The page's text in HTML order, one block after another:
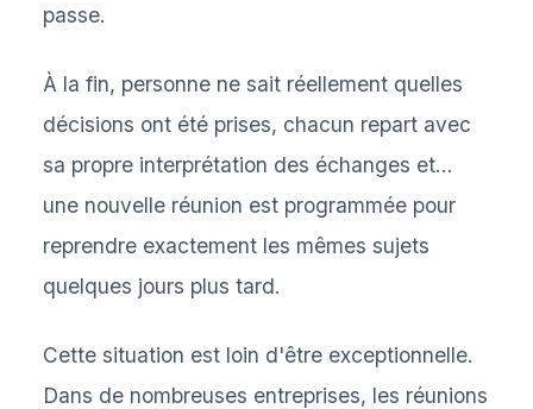
passe.
À la fin, personne ne sait réellement quelles
décisions ont été prises, chacun repart avec
sa propre interprétation des échanges et...
une nouvelle réunion est programmée pour
reprendre exactement les mêmes sujets
quelques jours plus tard.
Cette situation est loin d'être exceptionnelle.
Dans de nombreuses entreprises, les réunions